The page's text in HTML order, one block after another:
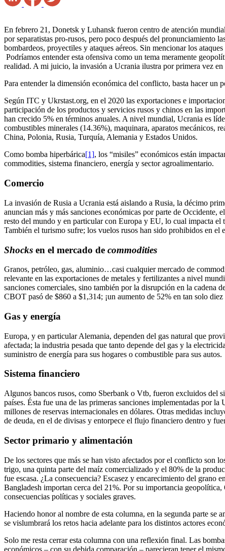
En febrero 21, Donetsk y Luhansk fueron centro de atención
por separatistas pro-rusos, pero poco después del pronunciamiento
bombardeos, proyectiles y ataques aéreos. Sin mencionar los
Podríamos entender esta ofensiva como un tema meramente
realidad. A mi juicio, la invasión a Ucrania ilustra por primera vez
Para entender la dimensión económica del conflicto, basta hacer un
Según ITC y Ukrstast.org, en el 2020 las exportaciones e
participación de los productos y servicios rusos y chinos en las
han crecido 5% en términos anuales. A nivel mundial, Ucrania es
combustibles minerales (14.36%), maquinara, aparatos mecánicos,
China, Polonia, Rusia, Turquía, Alemania y Estados Unidos.
Como bomba hiperbárica[1], los “misiles” económicos están
commodities, sistema financiero, energía y sector agroalimentario.
Comercio
La invasión de Rusia a Ucrania está aislando a Rusia, la décimo
anuncian más y más sanciones económicas por parte de
resto del mundo y en particular con Europa y EU, lo cual impacta el
También el turismo sufre; los vuelos rusos han sido prohibidos en
Shocks en el mercado de commodities
Granos, petróleo, gas, aluminio…casi cualquier mercado de
relevante en las exportaciones de metales y fertilizantes a nivel
sanciones comerciales, sino también por la disrupción en la cadena
CBOT pasó de $860 a $1,314; ¡un aumento de 52% en tan solo diez
Gas y energía
Europa, y en particular Alemania, dependen del gas natural que
afectada; la industria pesada que tanto depende del gas y la
suministro de energía para sus hogares o combustible para sus autos.
Sistema financiero
Algunos bancos rusos, como Sberbank o Vtb, fueron excluidos del
países. Ésta fue una de las primeras sanciones implementadas por
millones de reservas internacionales en dólares. Otras medidas
de deuda, en el de divisas y entorpece el flujo financiero dentro y
Sector primario y alimentación
De los sectores que más se han visto afectados por el conflicto son
trigo, una quinta parte del maíz comercializado y el 80% de la
fue escasa. ¿La consecuencia? Escasez y encarecimiento del
Bangladesh importan cerca del 21%. Por su importancia
consecuencias políticas y sociales graves.
Haciendo honor al nombre de esta columna, en la segunda parte se
se vislumbrará los retos hacia adelante para los distintos actores
Solo me resta cerrar esta columna con una reflexión final. Las
económicos – con su debida comparación – parecieran tener el